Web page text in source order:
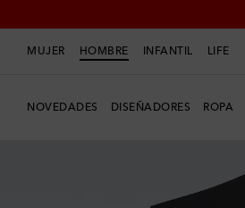
MUJER HOMBRE INFANTIL LIFE
NOVEDADES DISEÑADORES ROPA